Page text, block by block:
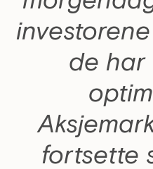
de
fortsette